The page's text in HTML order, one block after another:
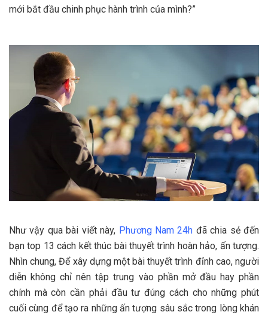
mới bắt đầu chinh phục hành trình của mình?”
Như vậy qua bài viết này, Phương Nam 24h đã chia sẻ đến
bạn top 13 cách kết thúc bài thuyết trình hoàn hảo, ấn tượng.
Nhìn chung, Để xây dựng một bài thuyết trình đỉnh cao, người
diễn không chỉ nên tập trung vào phần mở đầu hay phần
chính mà còn cần phải đầu tư đúng cách cho những phút
cuối cùng để tạo ra những ấn tượng sâu sắc trong lòng khán